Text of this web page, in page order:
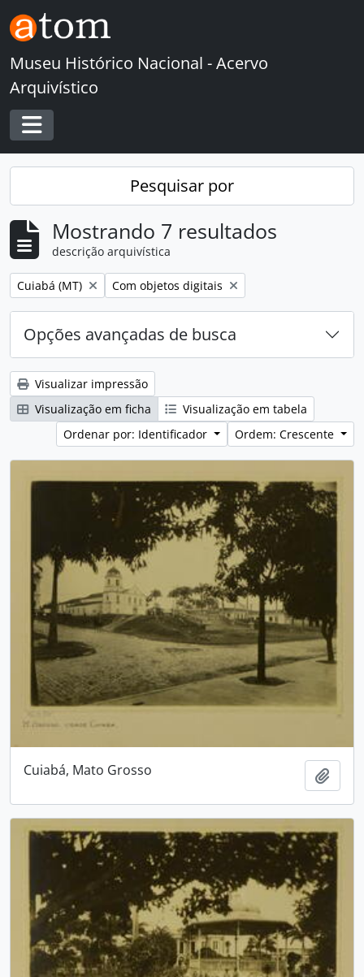
Skip to main content
Museu Histórico Nacional - Acervo
Arquivístico
Toggle navigation
Pesquisar por
Mostrando 7 resultados
descrição arquivística
Remover filtro:
Cuiabá (MT) Remover filtro:
Com objetos digitais
Opções avançadas de busca
Visualizar impressão
Visualização em ficha
Visualização em tabela
Ordenar por: Identificador
Ordem: Crescente
Cuiabá, Mato Grosso